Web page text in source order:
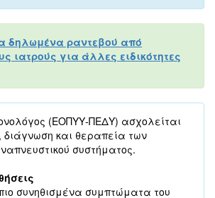
δηλωμένα ραντεβού από
ιατρούς για άλλες ειδικότητες
(ΕΟΠΥΥ-ΠΕΔΥ) ασχολείται
διάγνωση και θεραπεία των
συστήματος.
συνηθισμένα συμπτώματα του